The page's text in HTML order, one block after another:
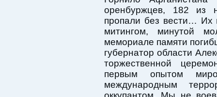
оренбуржцев, 182 из
пропали без вести… Их
митингом, минутой
мемориале памяти
губернатор области
торжественной
первым опытом
международным